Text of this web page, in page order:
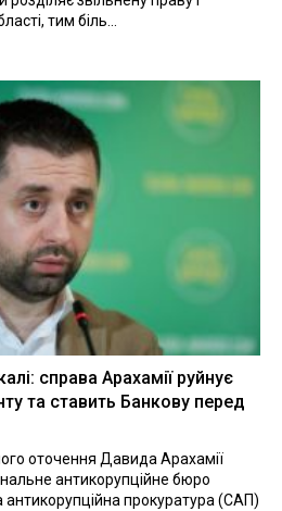
тим біль...
справа Арахамії руйнує
та ставить Банкову перед
оточення Давида Арахамії
антикорупційне бюро
прокуратура (САП)